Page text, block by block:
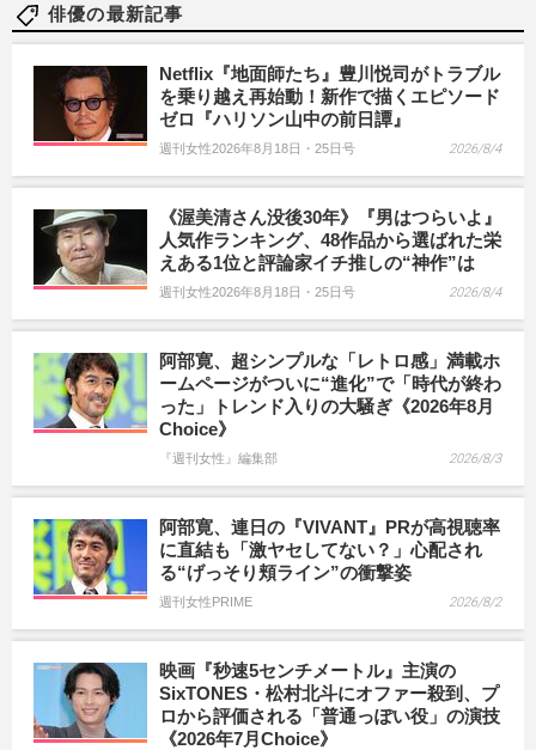
俳優の最新記事
Netflix『地面師たち』豊川悦司がトラブル
を乗り越え再始動！新作で描くエピソード
ゼロ『ハリソン山中の前日譚』
週刊女性2026年8月18日・25日号 2026/8/4
《渥美清さん没後30年》『男はつらいよ』
人気作ランキング、48作品から選ばれた栄
えある1位と評論家イチ推しの“神作”は
週刊女性2026年8月18日・25日号 2026/8/4
阿部寛、超シンプルな「レトロ感」満載ホ
ームページがついに“進化”で「時代が終わ
った」トレンド入りの大騒ぎ《2026年8月
Choice》
『週刊女性』編集部 2026/8/3
阿部寛、連日の『VIVANT』PRが高視聴率
に直結も「激ヤセしてない？」心配され
る“げっそり頬ライン”の衝撃姿
週刊女性PRIME 2026/8/2
映画『秒速5センチメートル』主演の
SixTONES・松村北斗にオファー殺到、プ
ロから評価される「普通っぽい役」の演技
《2026年7月Choice》